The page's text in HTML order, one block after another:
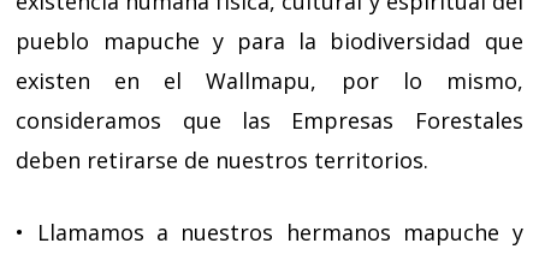
pueblo mapuche y para la biodiversidad que
existen en el Wallmapu, por lo mismo,
consideramos que las Empresas Forestales
deben retirarse de nuestros territorios.
• Llamamos a nuestros hermanos mapuche y